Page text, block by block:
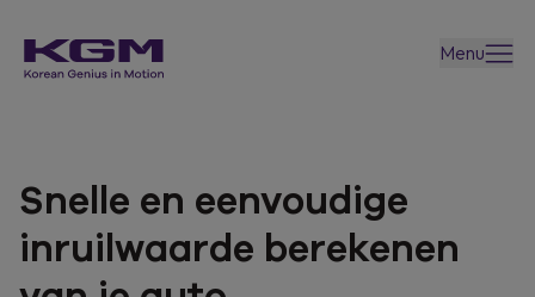
Menu
Snelle en eenvoudige
inruilwaarde berekenen